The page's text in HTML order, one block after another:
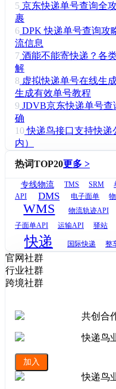
5 京东快递单号查询全
裹
6 DPK 快递单号查询攻
流信息
7 酒能不能寄快递？各
解
8 虚拟快递单号在线生
生成有效单号教程
9 JDVB京东快递单号
确
10 快递鸟接口支持快递
内）
热词TOP20更多 >
专线物流 TMS SRM
API
DMS 电子面单
WMS 物流轨迹API
子面单API
运输API 驿站
快递 国际快递 整
官网社群
行业社群
跨境社群
共创合
快递鸟
加入
快递鸟